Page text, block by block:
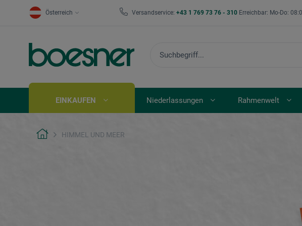
Österreich Versandservice: +43 1 769 73 76 - 310 Erreichbar: Mo-Do:
EINKAUFEN Niederlassungen Rahmenwelt
HIMMEL UND MEER